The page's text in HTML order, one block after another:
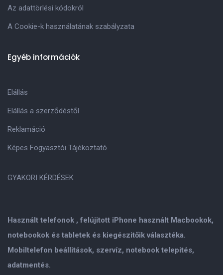
Használt telefonok , felújitott iPhone használt Macbookok,
notebookok és tabletek és kiegészitőik választéka.
Mobiltelefon beállitások, szervíz, notebook telepités,
adatmentés.
Az adattörlési kódokról
A Cookie-k használatának szabályzata
Egyéb információk
Elállás
Elállás a szerződéstől
Reklamáció
Képes Fogyasztói Tájékoztató
GYAKORI KÉRDÉSEK